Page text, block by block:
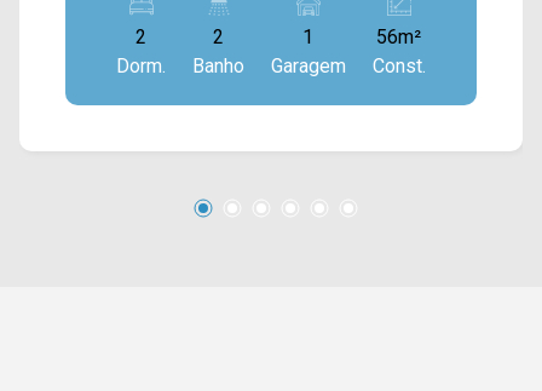
área de serviço. > 02 suítes; > 02 banheiros; >
01 vaga de garagem. *Apartamento inclui os
pisos e o planejados na cozinha, quartos e
banheiro Localizado no bairro Campo Limpo,
Americana, estando próximo à Av. Antônio Pinto
Rod. Anhanguera. Esta região conta com Colégio
2
Dorm.
2
Banho
1
Garagem
56m²
Const.